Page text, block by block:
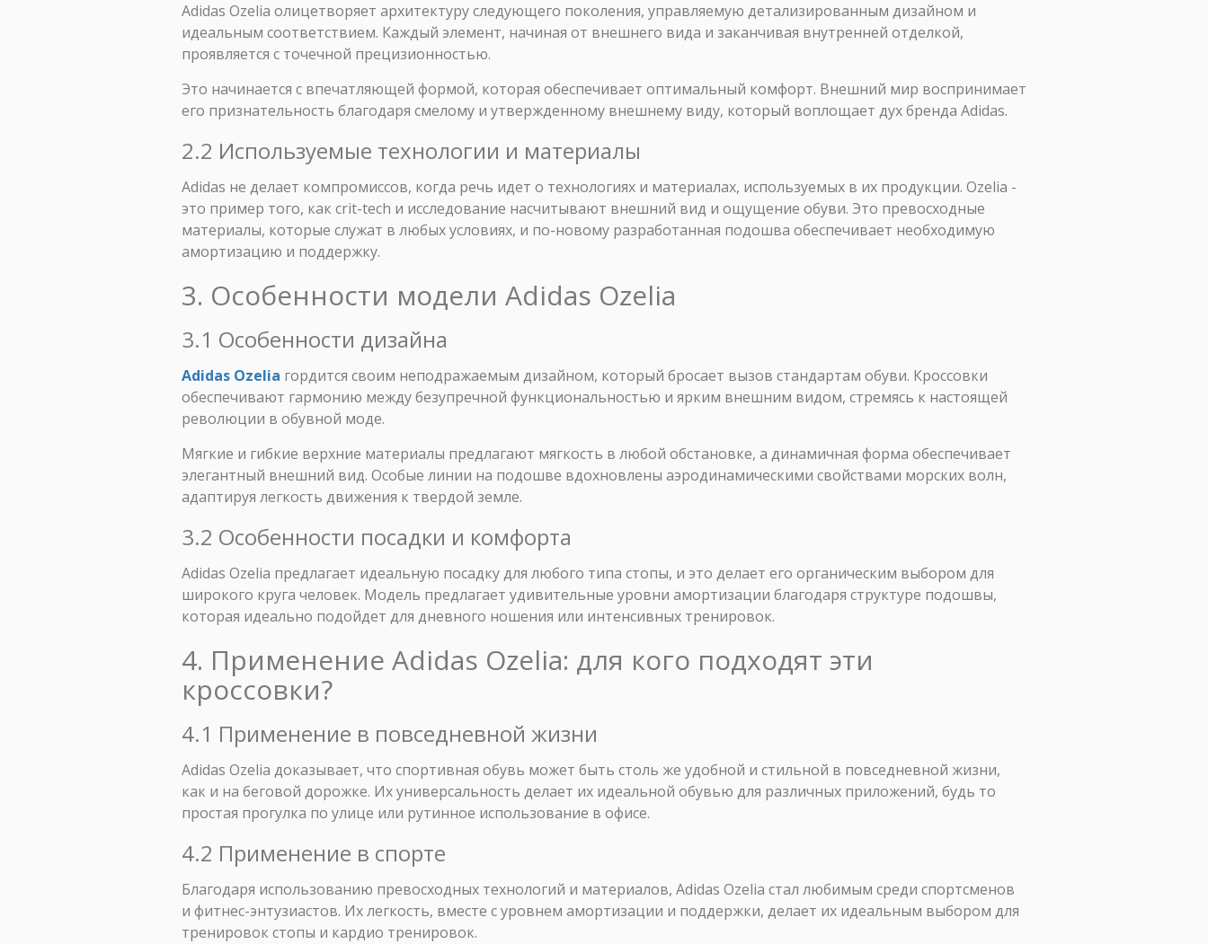
Adidas Ozelia олицетворяет архитектуру следующего поколения, управляемую детализированным дизайном и
идеальным соответствием. Каждый элемент, начиная от внешнего вида и заканчивая внутренней отделкой,
проявляется с точечной прецизионностью.
Это начинается с впечатляющей формой, которая обеспечивает оптимальный комфорт. Внешний мир воспринимает
его признательность благодаря смелому и утвержденному внешнему виду, который воплощает дух бренда Adidas.
2.2 Используемые технологии и материалы
Adidas не делает компромиссов, когда речь идет о технологиях и материалах, используемых в их продукции. Ozelia -
это пример того, как crit-tech и исследование насчитывают внешний вид и ощущение обуви. Это превосходные
материалы, которые служат в любых условиях, и по-новому разработанная подошва обеспечивает необходимую
амортизацию и поддержку.
3. Особенности модели Adidas Ozelia
3.1 Особенности дизайна
Adidas Ozelia гордится своим неподражаемым дизайном, который бросает вызов стандартам обуви. Кроссовки
обеспечивают гармонию между безупречной функциональностью и ярким внешним видом, стремясь к настоящей
революции в обувной моде.
Мягкие и гибкие верхние материалы предлагают мягкость в любой обстановке, а динамичная форма обеспечивает
элегантный внешний вид. Особые линии на подошве вдохновлены аэродинамическими свойствами морских волн,
адаптируя легкость движения к твердой земле.
3.2 Особенности посадки и комфорта
Adidas Ozelia предлагает идеальную посадку для любого типа стопы, и это делает его органическим выбором для
широкого круга человек. Модель предлагает удивительные уровни амортизации благодаря структуре подошвы,
которая идеально подойдет для дневного ношения или интенсивных тренировок.
4. Применение Adidas Ozelia: для кого подходят эти
кроссовки?
4.1 Применение в повседневной жизни
Adidas Ozelia доказывает, что спортивная обувь может быть столь же удобной и стильной в повседневной жизни,
как и на беговой дорожке. Их универсальность делает их идеальной обувью для различных приложений, будь то
простая прогулка по улице или рутинное использование в офисе.
4.2 Применение в спорте
Благодаря использованию превосходных технологий и материалов, Adidas Ozelia стал любимым среди спортсменов
и фитнес-энтузиастов. Их легкость, вместе с уровнем амортизации и поддержки, делает их идеальным выбором для
тренировок стопы и кардио тренировок.